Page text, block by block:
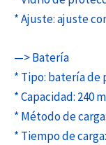
* Ajuste: ajuste
—> Batería
* Tipo: batería
* Capacidad: 240
* Método de
* Tiempo de